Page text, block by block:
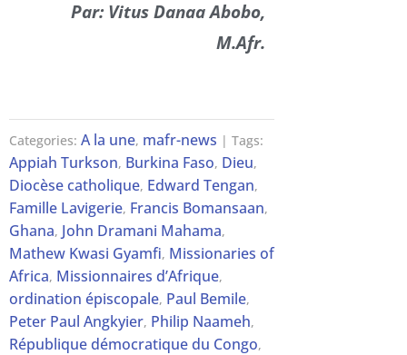
Par: Vitus Danaa Abobo,
M.Afr.
Categories: A la une, mafr-news | Tags:
Appiah Turkson, Burkina Faso, Dieu,
Diocèse catholique, Edward Tengan,
Famille Lavigerie, Francis Bomansaan,
Ghana, John Dramani Mahama,
Mathew Kwasi Gyamfi, Missionaries of
Africa, Missionnaires d’Afrique,
ordination épiscopale, Paul Bemile,
Peter Paul Angkyier, Philip Naameh,
République démocratique du Congo,